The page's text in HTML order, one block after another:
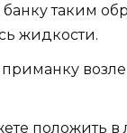
таким
жидкости.
приманку
положить в